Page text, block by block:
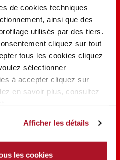
de cookies techniques
ainsi que des
utilisés par des tiers.
cliquez sur tout
tous les cookies cliquez
sélectionner
à accepter cliquez sur
en savoir plus, consultez
Afficher les détails
les cookies
DE
DE COULEUR
PLUS
#EVERYDAYDIVA